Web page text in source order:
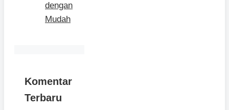
dengan
Mudah
Komentar
Terbaru